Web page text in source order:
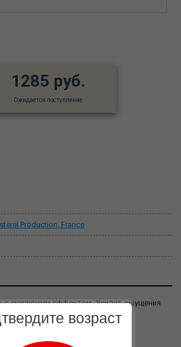
1285 руб.
Ожидается поступление
Production, France
с сужающим эффектом. Усилит ощущения
близости у обоих партнеров.
возраст